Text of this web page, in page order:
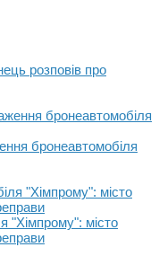
розповів про
бронеавтомобіля
"Хімпрому": місто